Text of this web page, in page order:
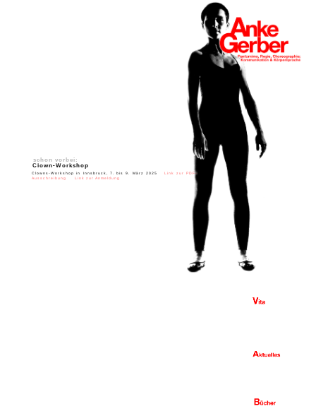
schon vorbei:
Clown-Workshop
Clowns-Workshop in Innsbruck, 7. bis 9. März 2025 Link zur PDF-
Ausschreibung
Link zur Anmeldung